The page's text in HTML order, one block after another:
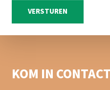
KOM IN CONTACT